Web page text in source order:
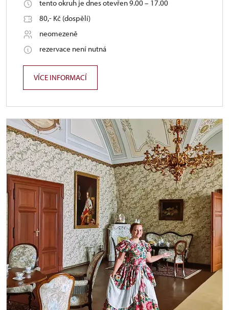
tento okruh je dnes otevřen 9.00 – 17.00
80,- Kč (dospělí)
neomezeně
rezervace není nutná
VÍCE INFORMACÍ